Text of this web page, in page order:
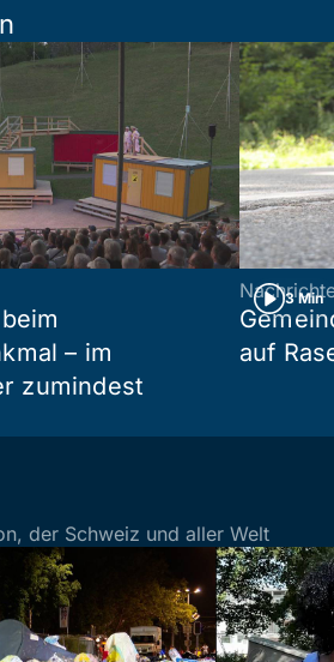
– im
zumindest
3 Min
auf
der Schweiz und aller Welt